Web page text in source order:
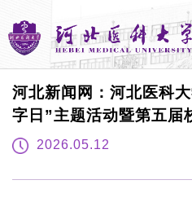
河北新闻网：河北医科
字日”主题活动暨第五届
2026.05.12